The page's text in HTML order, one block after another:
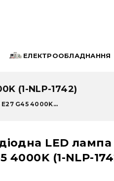
ЕЛЕКТРООБЛАДНАННЯ
(1-NLP-1742)
G45 4000K...
LED лампа
4000K (1-NLP-